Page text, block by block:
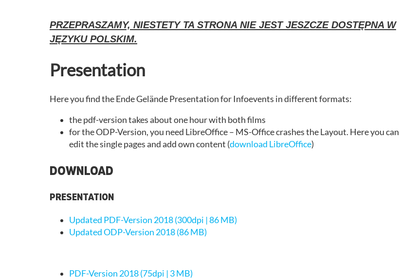
PRZEPRASZAMY, NIESTETY TA STRONA NIE JEST JESZCZE DOSTĘPNA W
JĘZYKU POLSKIM.
Presentation
Here you find the Ende Gelände Presentation for Infoevents in different formats:
the pdf-version takes about one hour with both films
for the ODP-Version, you need LibreOffice – MS-Office crashes the Layout. Here you can
edit the single pages and add own content (download LibreOffice)
DOWNLOAD
PRESENTATION
Updated PDF-Version 2018 (300dpi | 86 MB)
Updated ODP-Version 2018 (86 MB)
PDF-Version 2018 (75dpi | 3 MB)